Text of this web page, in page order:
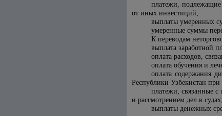
платежи, подлежащие
от иных инвестиций;
выплаты умеренных
умеренные суммы
К переводам
выплата заработной
оплата расходов,
оплата обучения и
оплата содержания
Республики Узбекистан
платежи, связанные с
и рассмотрением дел в судах;
выплаты денежных